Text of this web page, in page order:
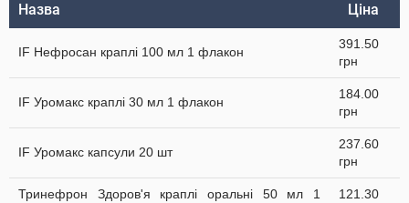
Назва Ціна
IF Нефросан краплі 100 мл 1 флакон
391.50
грн
IF Уромакс краплі 30 мл 1 флакон
184.00
грн
IF Уромакс капсули 20 шт
237.60
грн
Тринефрон Здоров'я краплі оральні 50 мл 1
121.30